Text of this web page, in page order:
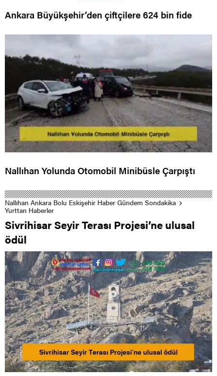
Ankara Büyükşehir’den çiftçilere 624 bin fide
Nallıhan Yolunda Otomobil Minibüsle Çarpıştı
Nallıhan Ankara Bolu Eskişehir Haber Gündem Sondakika
Yurttan Haberler
Sivrihisar Seyir Terası Projesi’ne ulusal
ödül